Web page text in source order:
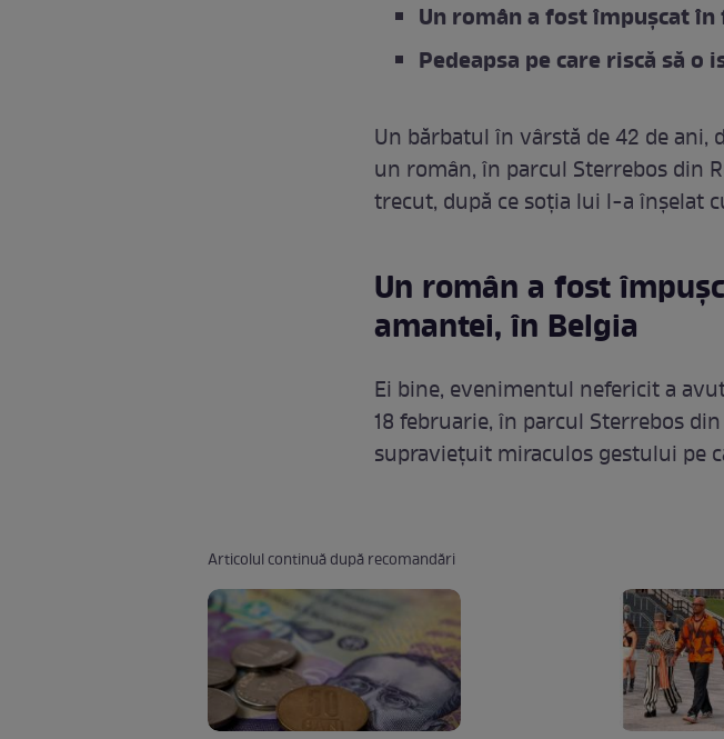
Un român a fost împuşcat
Pedeapsa pe care riscă să o
Un bărbatul în vârstă de 42 de ani,
un român, în parcul Sterrebos din
trecut, după ce soția lui l-a înșelat
Un român a fost
amantei, în Belgia
Ei bine, evenimentul nefericit a
18 februarie, în parcul Sterrebos
supraviețuit miraculos gestului pe
Articolul continuă după recomandări